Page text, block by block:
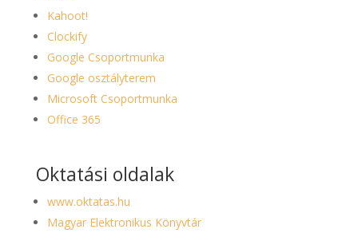
Kahoot!
Clockify
Google Csoportmunka
Google osztályterem
Microsoft Csoportmunka
Office 365
Oktatási oldalak
www.oktatas.hu
Magyar Elektronikus Könyvtár